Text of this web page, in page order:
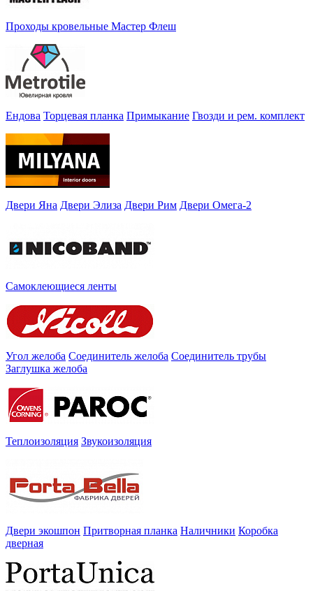
Проходы кровельные Мастер Флеш
Ендова Торцевая планка Примыкание Гвозди и рем. комплект
Двери Яна Двери Элиза Двери Рим Двери Омега-2
Самоклеющиеся ленты
Угол желоба Соединитель желоба Соединитель трубы
Заглушка желоба
Теплоизоляция Звукоизоляция
Двери экошпон Притворная планка Наличники Коробка
дверная